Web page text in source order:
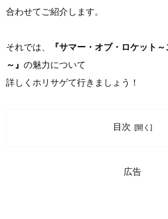
合わせてご紹介します。
それでは、
『サマー・オブ・ロケット
～』 の魅力について
詳しくホリサゲて行きましょう！
目次
広告